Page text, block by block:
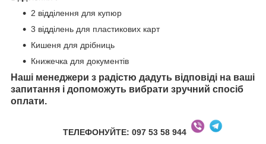
2 відділення для купюр
3 відділень для пластикових карт
Кишеня для дрібниць
Книжечка для документів
Наші менеджери з радістю дадуть відповіді на ваші
запитання і допоможуть вибрати зручний спосіб
оплати.
ТЕЛЕФОНУЙТЕ: 097 53 58 944